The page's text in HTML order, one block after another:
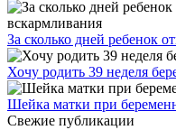
За сколько дней ребенок
Хочу родить 39 неделя
Шейка матки при
Свежие публикации